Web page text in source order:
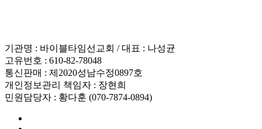
기관명 : 바이블타임선교회 / 대표 : 나성균
고유번호 : 610-82-78048
통신판매 : 제2020성남수정0897호
개인정보관리 책임자 : 장현희
민원담당자 : 황다훈 (070-7874-0894)